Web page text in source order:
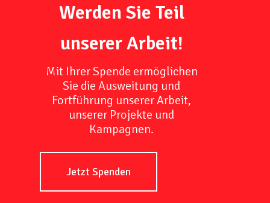
Werden Sie Teil
unserer Arbeit!
Mit Ihrer Spende ermöglichen
Sie die Ausweitung und
Fortführung unserer Arbeit,
unserer Projekte und
Kampagnen.
Jetzt Spenden